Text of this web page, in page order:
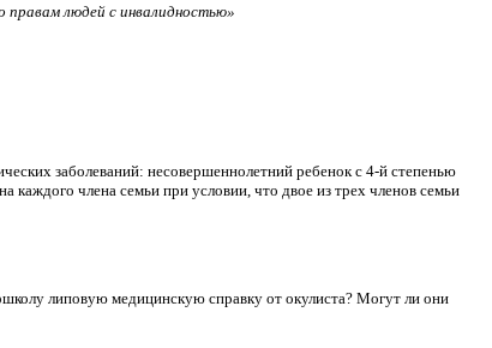
людей с инвалидностью»
заболеваний: несовершеннолетний ребенок с 4-й степенью
члена семьи при условии, что двое из трех членов семьи
липовую медицинскую справку от окулиста? Могут ли они